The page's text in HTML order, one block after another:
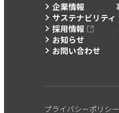
企業情報
サステナビリティ
採用情報
お知らせ
お問い合わせ
プライバシーポリシー